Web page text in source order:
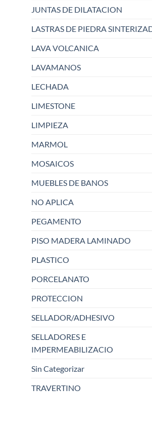
JUNTAS DE DILATACION
LASTRAS DE PIEDRA
LAVA VOLCANICA
LAVAMANOS
LECHADA
LIMESTONE
LIMPIEZA
MARMOL
MOSAICOS
MUEBLES DE BANOS
NO APLICA
PEGAMENTO
PISO MADERA LAMINADO
PLASTICO
PORCELANATO
PROTECCION
SELLADOR/ADHESIVO
SELLADORES E
IMPERMEABILIZACIO
Sin Categorizar
TRAVERTINO